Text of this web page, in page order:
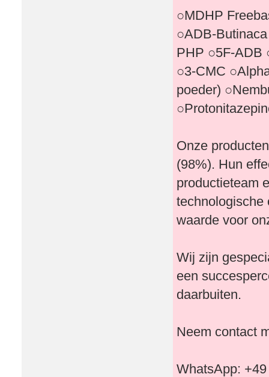
○MDHP
○ADB-
PHP ○5F-ADB
○3-CMC
poeder)
Onze
(98%). Hun
productieteam
technologische
waarde voor
Wij zijn
een
daarbuiten.
Neem contact
WhatsApp: